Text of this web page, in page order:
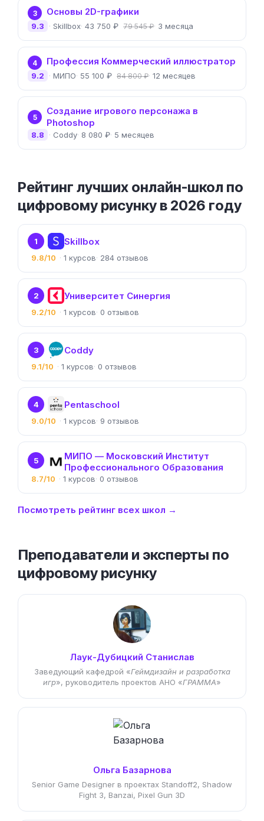
3 Основы 2D-графики
Skillbox 43 750 ₽ 79 545 ₽ 3 месяца
9.3
4 Профессия Коммерческий иллюстратор
МИПО 55 100 ₽ 84 800 ₽ 12 месяцев
9.2
5
Создание игрового персонажа в
Photoshop
Coddy 8 080 ₽ 5 месяцев
8.8
Рейтинг лучших онлайн-школ по
цифровому рисунку в 2026 году
1 Skillbox
9.8/10 1 284
2 Университет Синергия
9.2/10 1 0
3 Coddy
9.1/10 1 0
4 Pentaschool
9.0/10 1 9
5
МИПО — Московский Институт
Профессионального Образования
8.7/10 1 0
Посмотреть рейтинг всех школ →
Преподаватели и эксперты по
цифровому рисунку
Лаук-Дубицкий Станислав
Заведующий кафедрой «Геймдизайн и разработка
игр», руководитель проектов АНО «ГРАММА»
Ольга Базарнова
Senior Game Designer в проектах Standoff2, Shadow
Fight 3, Banzai, Pixel Gun 3D